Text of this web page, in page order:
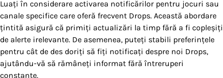
Luați în considerare activarea notificărilor pentru jocuri sau
canale specifice care oferă frecvent Drops. Această abordare
țintită asigură că primiți actualizări la timp fără a fi copleșiți
de alerte irelevante. De asemenea, puteți stabili preferințele
pentru cât de des doriți să fiți notificați despre noi Drops,
ajutându-vă să rămâneți informat fără întreruperi
constante.